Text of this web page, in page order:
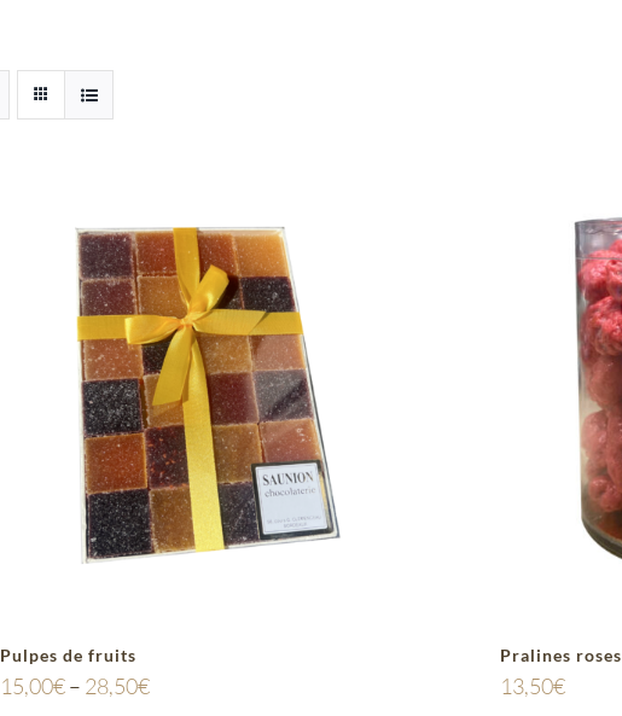
Pulpes de fruits
15,00€– 28,50€
Pralines roses
13,50€